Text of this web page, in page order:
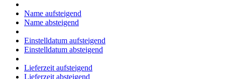
Name aufsteigend
Name absteigend
Einstelldatum aufsteigend
Einstelldatum absteigend
Lieferzeit aufsteigend
Lieferzeit absteigend